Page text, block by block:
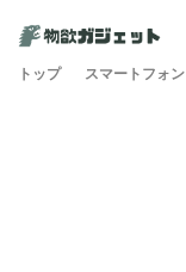
トップ スマートフォン
カテゴリー